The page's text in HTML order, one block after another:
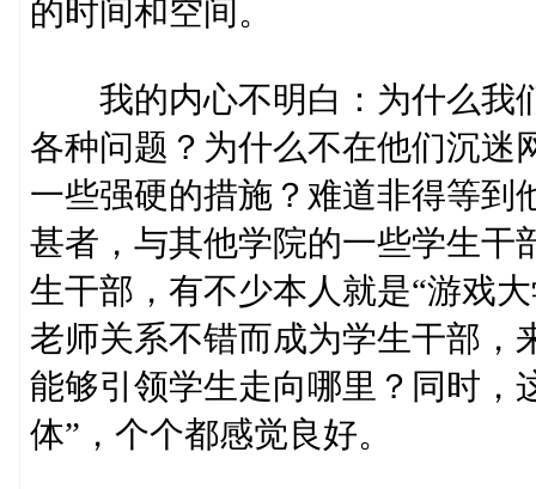
的时间和空间。
我的内心不明白：为什么我
各种问题？为什么不在他们沉迷
一些强硬的措施？难道非得等到
甚者，与其他学院的一些学生干
生干部，有不少本人就是“游戏
老师关系不错而成为学生干部，
能够引领学生走向哪里？同时，
体”，个个都感觉良好。